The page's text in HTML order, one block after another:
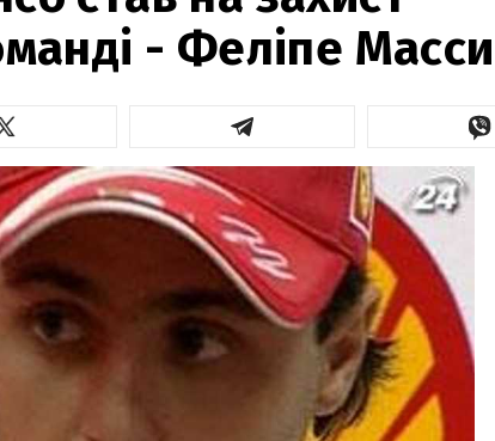
- Феліпе Масси